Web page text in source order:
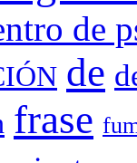
de
de
frase